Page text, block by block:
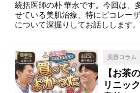
統括医師の朴 華永です。今回は、
せている美肌治療、特にピコレー
について深掘りしてお話しします
美容コラム
【お茶
リニッ